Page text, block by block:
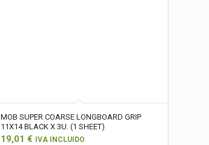
MOB SUPER COARSE LONGBOARD GRIP
11X14 BLACK X 3U. (1 SHEET)
19,01 € IVA INCLUIDO